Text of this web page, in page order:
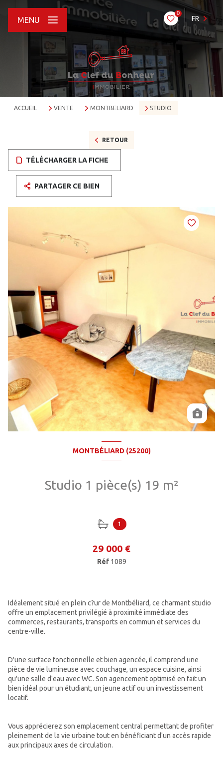
0
FR
MENU
ACCUEIL VENTE MONTBELIARD STUDIO
RETOUR
TÉLÉCHARGER LA FICHE
PARTAGER CE BIEN
MONTBÉLIARD (25200)
Studio 1 pièce(s) 19 m²
1
29 000 €
Réf 1089
Idéalement situé en plein c?ur de Montbéliard, ce charmant studio
offre un emplacement privilégié à proximité immédiate des
commerces, restaurants, transports en commun et services du
centre-ville.
D'une surface fonctionnelle et bien agencée, il comprend une
pièce de vie lumineuse avec couchage, un espace cuisine, ainsi
qu'une salle d'eau avec WC. Son agencement optimisé en fait un
bien idéal pour un étudiant, un jeune actif ou un investissement
locatif.
Vous apprécierez son emplacement central permettant de profiter
pleinement de la vie urbaine tout en bénéficiant d'un accès rapide
aux principaux axes de circulation.